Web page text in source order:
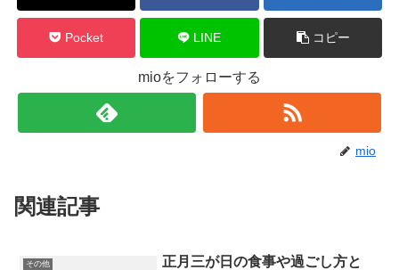
Pocket LINE コピー
mioをフォローする
mio
関連記事
その他
正月三が日の食事や過ごし方と